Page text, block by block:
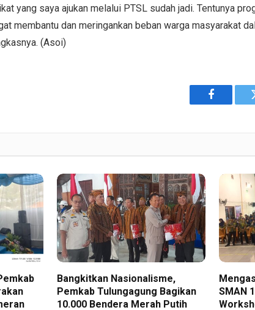
yang saya ajukan melalui PTSL sudah jadi. Tentunya
membantu dan meringankan beban warga masyarakat
(Asoi)
Facebook
Bangkitkan Nasionalisme,
Pemkab Tulungagung Bagikan
10.000 Bendera Merah Putih
SMAN